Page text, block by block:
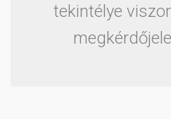
tekintélye